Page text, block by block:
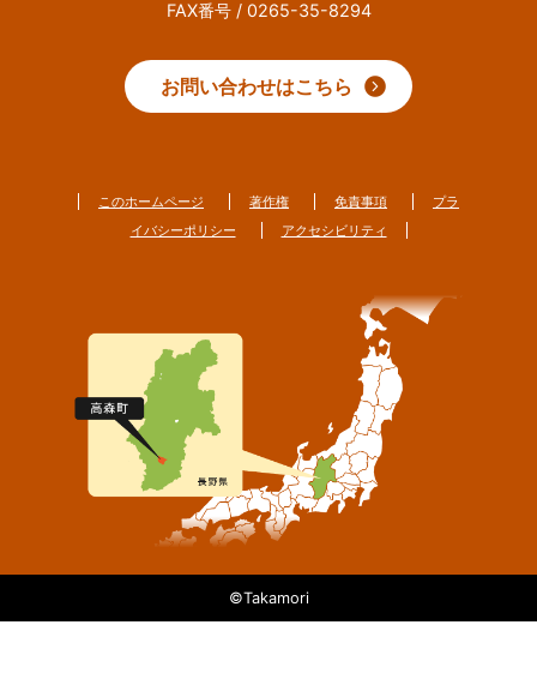
FAX番号 / 0265-35-8294
お問い合わせはこちら
このホームページ 著作権 免責事項
プラ
イバシーポリシー
アクセシビリティ
©Takamori